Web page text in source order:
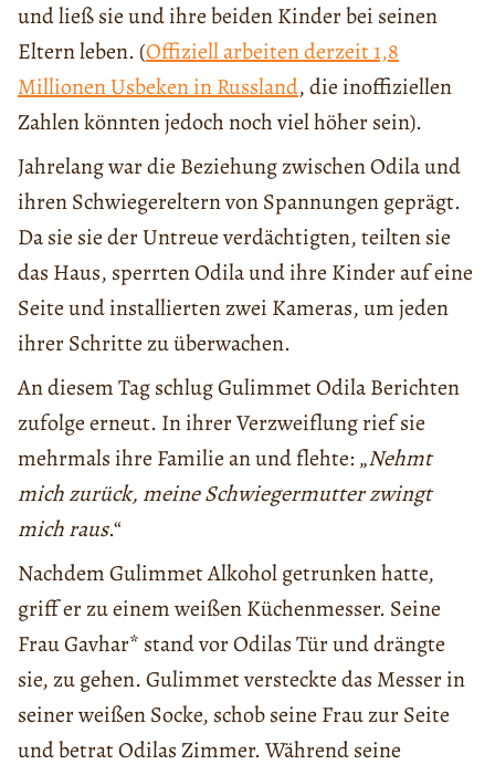
und ließ sie und ihre beiden Kinder bei seinen
Eltern leben. (Offiziell arbeiten derzeit 1,8
Millionen Usbeken in Russland, die inoffiziellen
Zahlen könnten jedoch noch viel höher sein).
Jahrelang war die Beziehung zwischen Odila und
ihren Schwiegereltern von Spannungen geprägt.
Da sie sie der Untreue verdächtigten, teilten sie
das Haus, sperrten Odila und ihre Kinder auf eine
Seite und installierten zwei Kameras, um jeden
ihrer Schritte zu überwachen.
An diesem Tag schlug Gulimmet Odila Berichten
zufolge erneut. In ihrer Verzweiflung rief sie
mehrmals ihre Familie an und flehte: „Nehmt
mich zurück, meine Schwiegermutter zwingt
mich raus.“
Nachdem Gulimmet Alkohol getrunken hatte,
griff er zu einem weißen Küchenmesser. Seine
Frau Gavhar* stand vor Odilas Tür und drängte
sie, zu gehen. Gulimmet versteckte das Messer in
seiner weißen Socke, schob seine Frau zur Seite
und betrat Odilas Zimmer. Während seine